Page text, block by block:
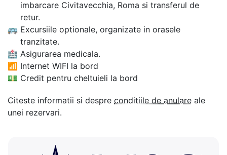
imbarcare Civitavecchia, Roma si transferul de
retur.
🚌 Excursiile optionale, organizate in orasele
tranzitate.
🏥 Asigurarea medicala.
📶 Internet WIFI la bord
💵 Credit pentru cheltuieli la bord
Citeste informatii si despre conditiile de anulare ale
unei rezervari.